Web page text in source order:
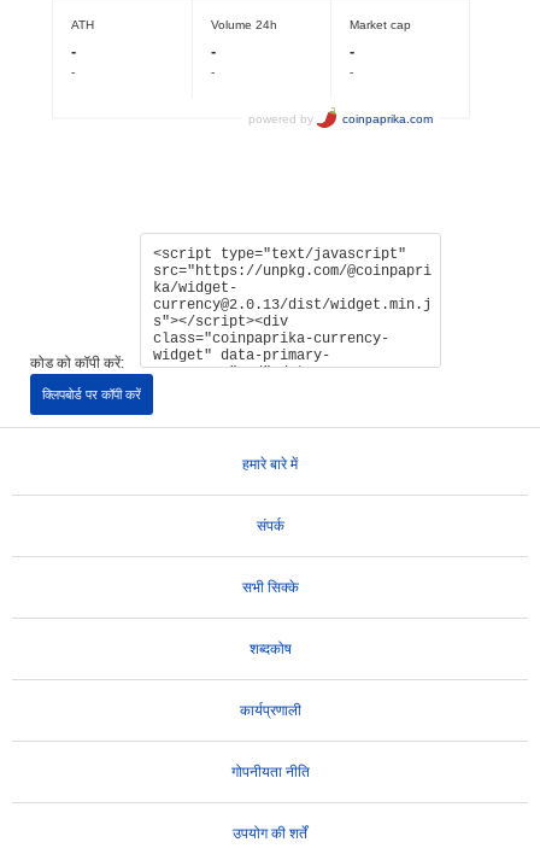
कोड को कॉपी करें:
क्लिपबोर्ड पर कॉपी करें
हमारे बारे में
संपर्क
सभी सिक्के
शब्दकोष
कार्यप्रणाली
गोपनीयता नीति
उपयोग की शर्तें